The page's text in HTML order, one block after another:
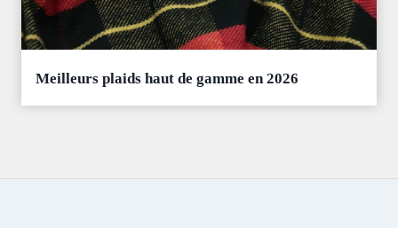
Meilleurs plaids haut de gamme en 2026